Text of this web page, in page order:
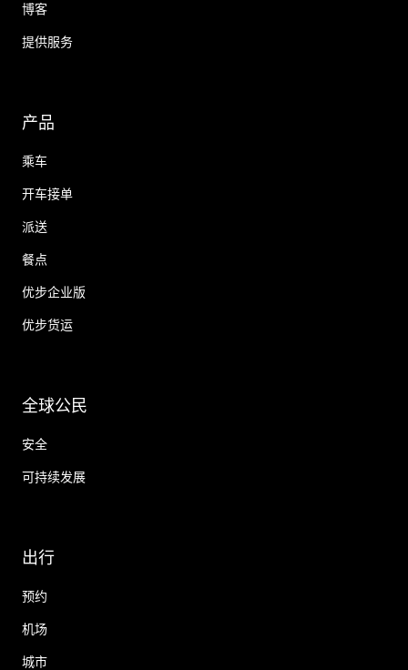
博客
提供服务
产品
乘车
开车接单
派送
餐点
优步企业版
优步货运
全球公民
安全
可持续发展
出行
预约
机场
城市